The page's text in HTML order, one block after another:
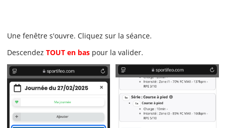
Une fenêtre s'ouvre. Cliquez sur la séance.
Descendez TOUT en bas pour la valider.